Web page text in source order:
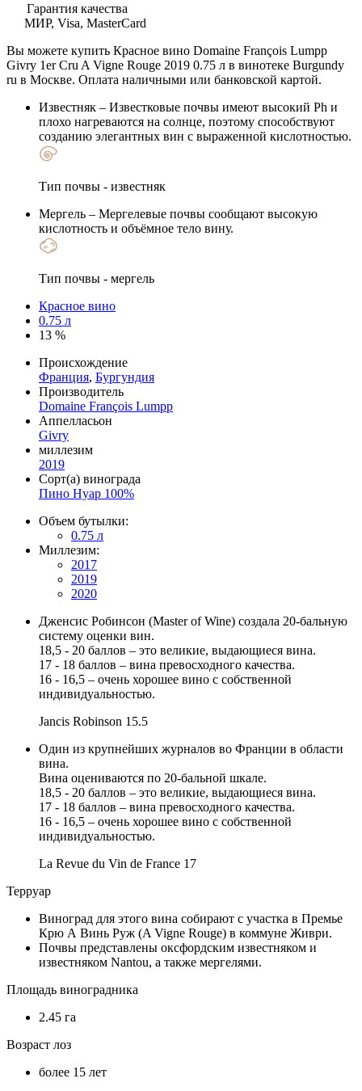
Гарантия качества
МИР, Visa, MasterCard
Вы можете купить Красное вино Domaine François Lumpp
Givry 1er Cru A Vigne Rouge 2019 0.75 л в винотеке Burgundy
ru в Москве. Оплата наличными или банковской картой.
Известняк – Известковые почвы имеют высокий Ph и
плохо нагреваются на солнце, поэтому способствуют
созданию элегантных вин с выраженной кислотностью.
Тип почвы - известняк
Мергель – Мергелевые почвы сообщают высокую
кислотность и объёмное тело вину.
Тип почвы - мергель
Красное вино
0.75 л
13 %
Происхождение
Франция, Бургундия
Производитель
Domaine François Lumpp
Аппелласьон
Givry
миллезим
2019
Сорт(а) винограда
Пино Нуар 100%
Объем бутылки:
0.75 л
Миллезим:
2017
2019
2020
Дженсис Робинсон (Master of Wine) создала 20-бальную
систему оценки вин.
18,5 - 20 баллов – это великие, выдающиеся вина.
17 - 18 баллов – вина превосходного качества.
16 - 16,5 – очень хорошее вино с собственной
индивидуальностью.
Jancis Robinson 15.5
Один из крупнейших журналов во Франции в области
вина.
Вина оцениваются по 20-бальной шкале.
18,5 - 20 баллов – это великие, выдающиеся вина.
17 - 18 баллов – вина превосходного качества.
16 - 16,5 – очень хорошее вино с собственной
индивидуальностью.
La Revue du Vin de France 17
Терруар
Виноград для этого вина собирают с участка в Премье
Крю А Винь Руж (A Vigne Rouge) в коммуне Живри.
Почвы представлены оксфордским известняком и
известняком Nantou, а также мергелями.
Площадь виноградника
2.45 га
Возраст лоз
более 15 лет